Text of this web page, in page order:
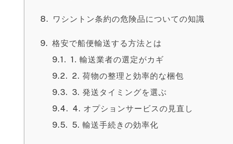
ワシントン条約の危険品についての知識
格安で船便輸送する方法とは
1. 輸送業者の選定がカギ
2. 荷物の整理と効率的な梱包
3. 発送タイミングを選ぶ
4. オプションサービスの見直し
5. 輸送手続きの効率化